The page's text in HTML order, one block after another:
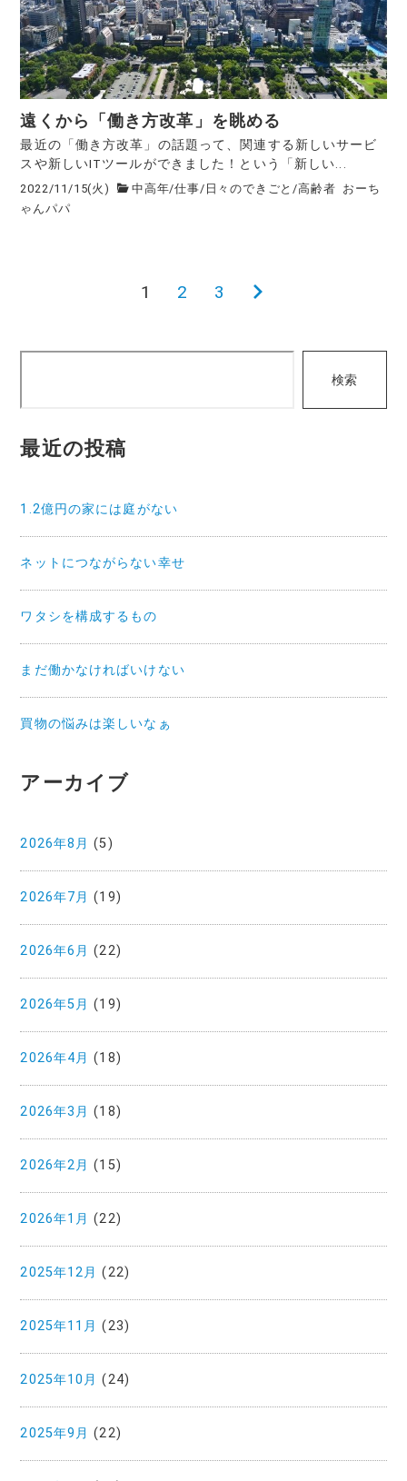
遠くから「働き方改革」を眺める
最近の「働き方改革」の話題って、関連する新しいサービ
スや新しいITツールができました！という「新しい...
2022/11/15(火) 中高年/仕事/ 日々のできごと/高齢者 おーち
ゃんパパ
稿
ペ
送
り
1 2 3
次
ペ
検索
最近の投稿
1.2億円の家には庭がない
ネットにつながらない幸せ
ワタシを構成するもの
まだ働かなければいけない
買物の悩みは楽しいなぁ
アーカイブ
2026年8月 (5)
2026年7月 (19)
2026年6月 (22)
2026年5月 (19)
2026年4月 (18)
2026年3月 (18)
2026年2月 (15)
2026年1月 (22)
2025年12月 (22)
2025年11月 (23)
2025年10月 (24)
2025年9月 (22)